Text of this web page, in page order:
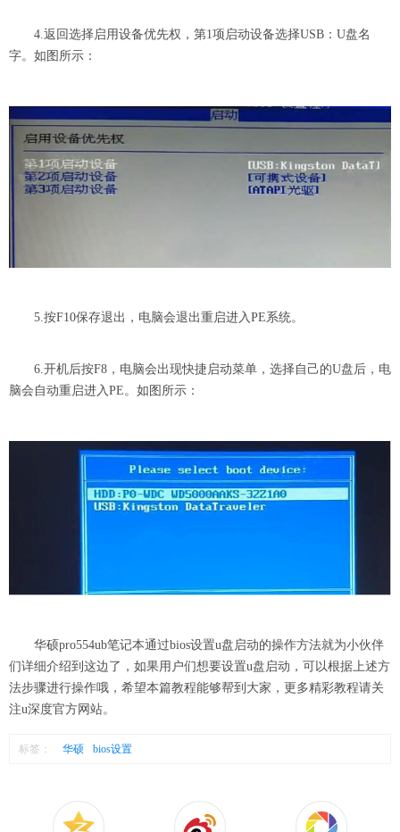
4.返回选择启用设备优先权，第1项启动设备选择USB：U盘名
字。如图所示：
5.按F10保存退出，电脑会退出重启进入PE系统。
6.开机后按F8，电脑会出现快捷启动菜单，选择自己的U盘后，电
脑会自动重启进入PE。如图所示：
华硕pro554ub笔记本通过bios设置u盘启动的操作方法就为小伙伴
们详细介绍到这边了，如果用户们想要设置u盘启动，可以根据上述方
法步骤进行操作哦，希望本篇教程能够帮到大家，更多精彩教程请关
注u深度官方网站。
标签： 华硕 bios设置